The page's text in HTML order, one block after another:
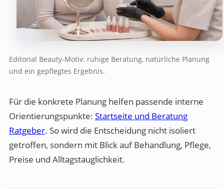
Editorial Beauty-Motiv: ruhige Beratung, natürliche Planung
und ein gepflegtes Ergebnis.
Für die konkrete Planung helfen passende interne
Orientierungspunkte: Startseite und Beratung
Ratgeber. So wird die Entscheidung nicht isoliert
getroffen, sondern mit Blick auf Behandlung, Pflege,
Preise und Alltagstauglichkeit.